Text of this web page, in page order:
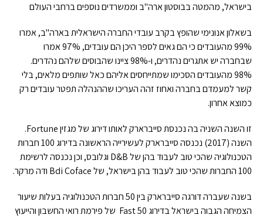
בישראל, מהמטה בבוסטון ארה"ב וממשרדים נוספים ברחבי העולם
בשאלון אנונימי שהופץ בקרב עובדי החברה הישראלית בארה"ב, אמרו
99% מהעובדים כי הם גאים לספר היכן הם עובדים, 97% אמרו
שבחברה יש אתגרים נהדרים, ו-98% ציינו שהבוסים שלהם נהדרים.
98% מהעובדים הסכימו שמתייחסים אליהם כאל שותפים מלאים, בלי
קשר למעמדם בחברה ואחוז זהה העריכו שההנהלה תפטר עובדים רק
כמוצא אחרון.
זו השנה השניה בה נכנסת סייברארק לאותו דירוג של מגזין Fortune.
השנה (2017) נכנסה סייברארק לעשירייה הראשונה בדירוג 100 חברות
הטכנולוגיה שהכי טוב לעבוד בהן של D&B וגלובס, וכן נכנסה לרשימת
100 החברות שהכי טוב לעבוד בהן בישראל, של Bdi Coface ודה מרקר.
בשנה שעברה דורגה סייברארק בין 50 חברות הטכנולוגיה בעלות שיעור
הצמיחה הגבוה בישראל בדירוג Fast 50 של פירמת רואי החשבון והייעוץ